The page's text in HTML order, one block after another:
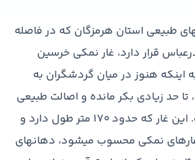
طبیعی استان هرمزگان که در فاصله
قرار دارد، غار نمکی خرسین
اینکه هنوز در میان گردشگران به
تا حد زیادی بکر مانده و اصالت طبیعی
خود را حفظ کرده است. این غار که حدود ۱۷۰ متر طول دارد و
نمکی محسوب می­شود، دهانه­ای